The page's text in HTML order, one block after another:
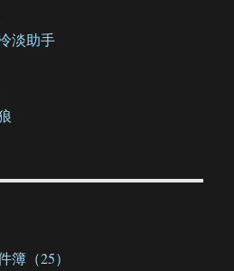
淡助手
簿（25）